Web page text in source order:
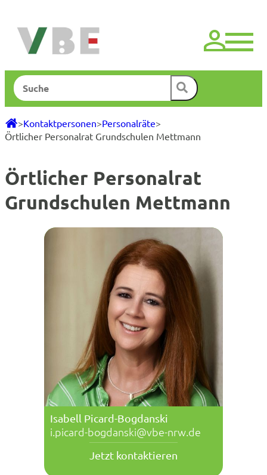
springen
Suchen
>Kontaktpersonen>Personalräte>
Örtlicher Personalrat Grundschulen Mettmann
Örtlicher Personalrat
Grundschulen Mettmann
Isabell Picard-Bogdanski
i.picard-bogdanski@vbe-nrw.de
Jetzt kontaktieren